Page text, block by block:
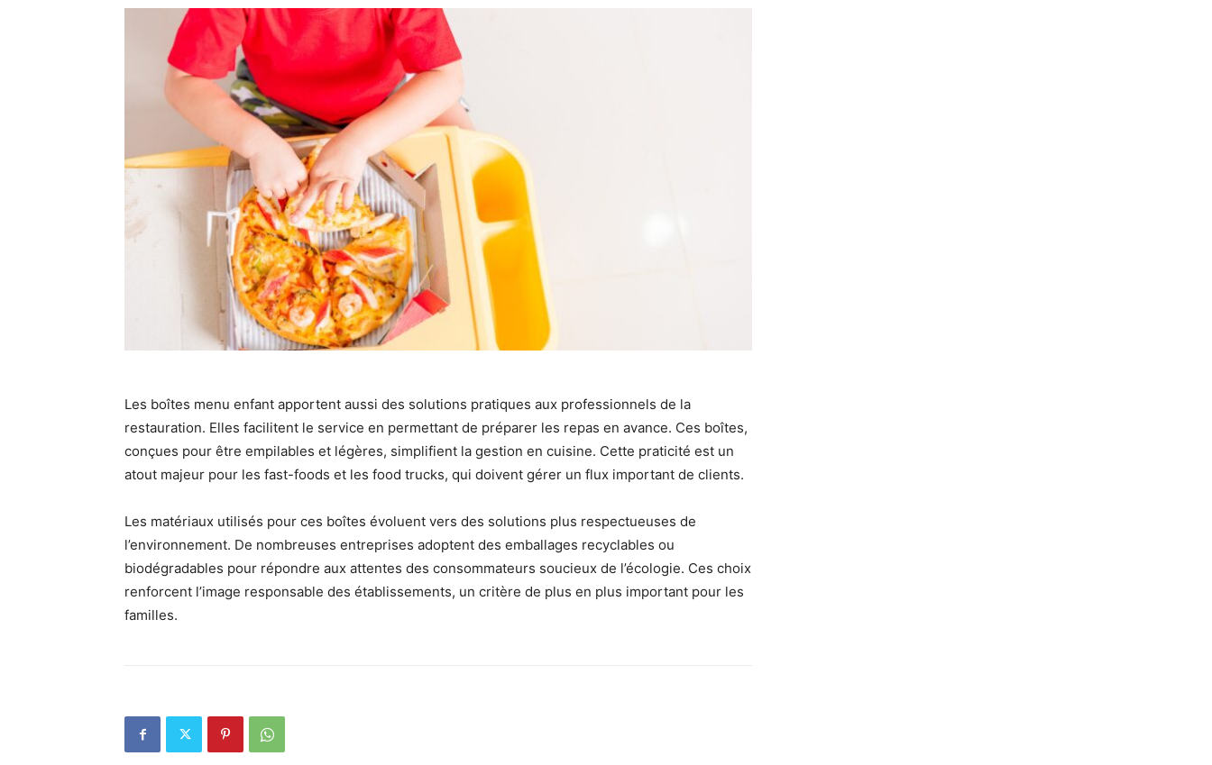
Les boîtes menu enfant apportent aussi des solutions pratiques aux professionnels de la
restauration. Elles facilitent le service en permettant de préparer les repas en avance. Ces boîtes,
conçues pour être empilables et légères, simplifient la gestion en cuisine. Cette praticité est un
atout majeur pour les fast-foods et les food trucks, qui doivent gérer un flux important de clients.
Les matériaux utilisés pour ces boîtes évoluent vers des solutions plus respectueuses de
l’environnement. De nombreuses entreprises adoptent des emballages recyclables ou
biodégradables pour répondre aux attentes des consommateurs soucieux de l’écologie. Ces choix
renforcent l’image responsable des établissements, un critère de plus en plus important pour les
familles.